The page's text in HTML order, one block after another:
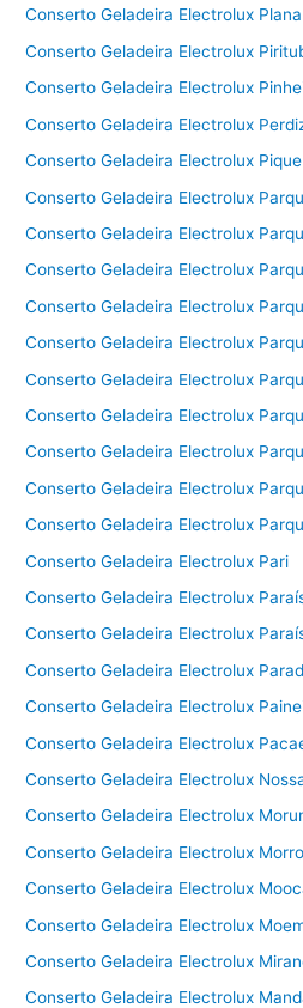
Conserto Geladeira Electrolux
Conserto Geladeira Electrolux
Conserto Geladeira Electrolux
Conserto Geladeira Electrolux
Conserto Geladeira Electrolux
Conserto Geladeira Electrolux
Conserto Geladeira Electrolux
Conserto Geladeira Electrolux
Conserto Geladeira Electrolux
Conserto Geladeira Electrolux
Conserto Geladeira Electrolux
Conserto Geladeira Electrolux
Conserto Geladeira Electrolux
Conserto Geladeira Electrolux
Conserto Geladeira Electrolux
Conserto Geladeira Electrolux Pari
Conserto Geladeira Electrolux
Conserto Geladeira Electrolux
Conserto Geladeira Electrolux
Conserto Geladeira Electrolux
Conserto Geladeira Electrolux
Conserto Geladeira Electrolux
Conserto Geladeira Electrolux
Conserto Geladeira Electrolux
Conserto Geladeira Electrolux
Conserto Geladeira Electrolux
Conserto Geladeira Electrolux
Conserto Geladeira Electrolux